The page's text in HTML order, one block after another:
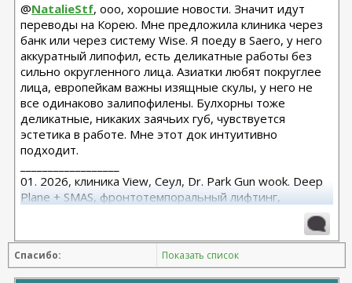
@NatalieStf, ооо, хорошие новости. Значит идут
переводы на Корею. Мне предложила клиника через
банк или через систему Wise. Я поеду в Saero, у него
аккуратный липофил, есть деликатные работы без
сильно округленного лица. Азиатки любят покруглее
лица, европейкам важны изящные скулы, у него не
все одинаково залипофилены. Булхорны тоже
деликатные, никаких заячьих губ, чувствуется
эстетика в работе. Мне этот док интуитивно
подходит.
01. 2026, клиника View, Сеул, Dr. Park Gun wook. Deep
Plane + SMAS, фронтотемпоральный лифтинг,
Спасибо: Показать список